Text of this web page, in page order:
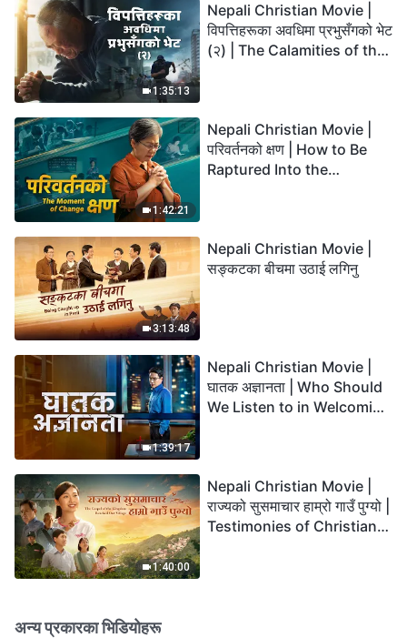
1:35:13
Nepali Christian Movie |
विपत्तिहरूका अवधिमा प्रभुसँगको भेट
(२) | The Calamities of the
1:42:21
Nepali Christian Movie |
परिवर्तनको क्षण | How to Be
Raptured Into the
3:13:48
Nepali Christian Movie |
सङ्कटका बीचमा उठाई लगिनु
1:39:17
Nepali Christian Movie |
घातक अज्ञानता | Who Should
We Listen to in Welcoming
1:40:00
Nepali Christian Movie |
राज्यको सुसमाचार हाम्रो गाउँ पुग्यो |
Testimonies of Christians
अन्य प्रकारका भिडियोहरू